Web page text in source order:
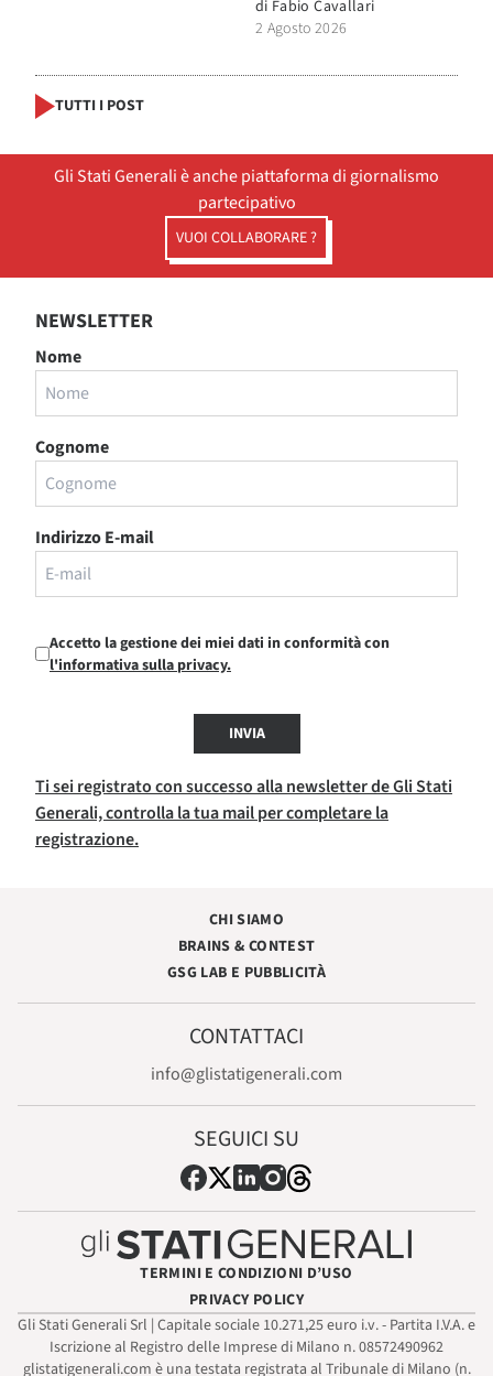
di Fabio Cavallari
2 Agosto 2026
TUTTI I POST
Gli Stati Generali è anche piattaforma di giornalismo
partecipativo
VUOI COLLABORARE ?
NEWSLETTER
Nome
Cognome
Indirizzo E-mail
Accetto la gestione dei miei dati in conformità con
l'informativa sulla privacy.
INVIA
Ti sei registrato con successo alla newsletter de Gli Stati
Generali, controlla la tua mail per completare la
registrazione.
CHI SIAMO
BRAINS & CONTEST
GSG LAB E PUBBLICITÀ
CONTATTACI
info@glistatigenerali.com
SEGUICI SU
TERMINI E CONDIZIONI D’USO
PRIVACY POLICY
Gli Stati Generali Srl | Capitale sociale 10.271,25 euro i.v. - Partita I.V.A. e
Iscrizione al Registro delle Imprese di Milano n. 08572490962
glistatigenerali.com è una testata registrata al Tribunale di Milano (n.